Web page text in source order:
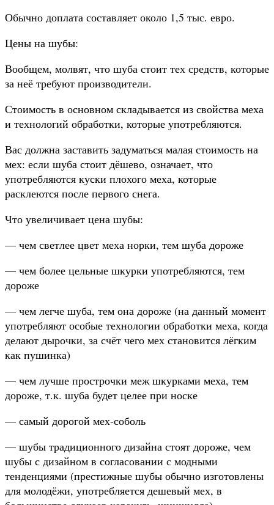
Обычно доплата составляет около 1,5 тыс. евро.
Цены на шубы:
Вообщем, молвят, что шуба стоит тех средств, которые
за неё требуют производители.
Стоимость в основном складывается из свойства меха
и технологий обработки, которые употребляются.
Вас должна заставить задуматься малая стоимость на
мех: если шуба стоит дёшево, означает, что
употребляются куски плохого меха, которые
расклеются после первого снега.
Что увеличивает цена шубы:
— чем светлее цвет меха норки, тем шуба дороже
— чем более цельные шкурки употребляются, тем
дороже
— чем легче шуба, тем она дороже (на данный момент
употребляют особые технологии обработки меха, когда
делают дырочки, за счёт чего мех становится лёгким
как пушинка)
— чем лучше прострочки меж шкурками меха, тем
дороже, т.к. шуба будет целее при носке
— самый дорогой мех-соболь
— шубы традиционного дизайна стоят дороже, чем
шубы с дизайном в согласовании с модными
тенденциями (престижные шубы обычно изготовлены
для молодёжи, употребляется дешевый мех, в